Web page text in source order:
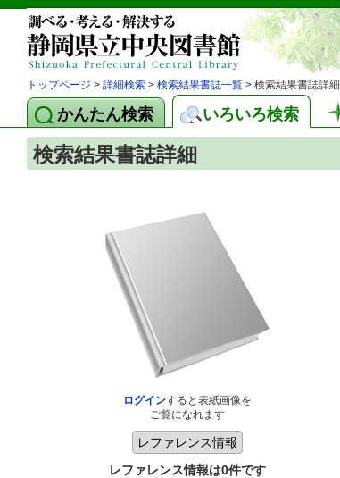
トップページ > 詳細検索 > 検索結果書誌一覧 > 検索結果書誌詳細
かんたん検索 いろいろ検索
検索結果書誌詳細
ログインすると表紙画像を
ご覧になれます
レファレンス情報は0件です